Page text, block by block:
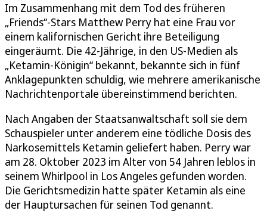
Im Zusammenhang mit dem Tod des früheren
„Friends“-Stars Matthew Perry hat eine Frau vor
einem kalifornischen Gericht ihre Beteiligung
eingeräumt. Die 42-Jährige, in den US-Medien als
„Ketamin-Königin“ bekannt, bekannte sich in fünf
Anklagepunkten schuldig, wie mehrere amerikanische
Nachrichtenportale übereinstimmend berichten.
Nach Angaben der Staatsanwaltschaft soll sie dem
Schauspieler unter anderem eine tödliche Dosis des
Narkosemittels Ketamin geliefert haben. Perry war
am 28. Oktober 2023 im Alter von 54 Jahren leblos in
seinem Whirlpool in Los Angeles gefunden worden.
Die Gerichtsmedizin hatte später Ketamin als eine
der Hauptursachen für seinen Tod genannt.